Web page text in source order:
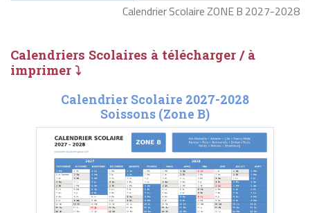
Calendrier Scolaire ZONE B 2027-2028
Calendriers Scolaires à télécharger / à
imprimer ⤵
Calendrier Scolaire 2027-2028
Soissons (Zone B)